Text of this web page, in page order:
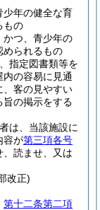
少年の健全な育
もの
かつ、青少年の
められるもの
指定図書類等を
の容易に見通
、客の見やすい
の掲示をする
は、当該施設に
容が第三項各号
読ませ、又は
改正)
第十二条第二項